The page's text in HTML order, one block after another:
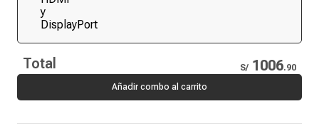
Total S/ 1006.90
Añadir combo al carrito